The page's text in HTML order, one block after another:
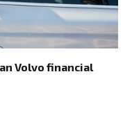
Volvo financial